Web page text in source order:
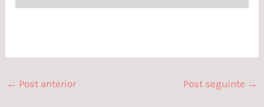
← Post anterior Post seguinte →